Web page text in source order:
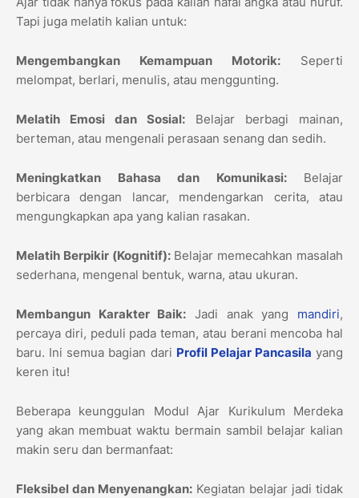
Tapi juga melatih kalian untuk:
Mengembangkan Kemampuan Motorik: Seperti
melompat, berlari, menulis, atau menggunting.
Melatih Emosi dan Sosial: Belajar berbagi mainan,
berteman, atau mengenali perasaan senang dan sedih.
Meningkatkan Bahasa dan Komunikasi:Belajar
berbicara dengan lancar, mendengarkan cerita, atau
mengungkapkan apa yang kalian rasakan.
Melatih Berpikir (Kognitif):Belajar memecahkan masalah
sederhana, mengenal bentuk, warna, atau ukuran.
Membangun Karakter Baik: Jadi anak yang mandiri,
percaya diri, peduli pada teman, atau berani mencoba hal
baru. Ini semua bagian dari Profil Pelajar Pancasila yang
keren itu!
Beberapa keunggulan Modul Ajar Kurikulum Merdeka
yang akan membuat waktu bermain sambil belajar kalian
makin seru dan bermanfaat:
Fleksibel dan Menyenangkan: Kegiatan belajar jadi tidak